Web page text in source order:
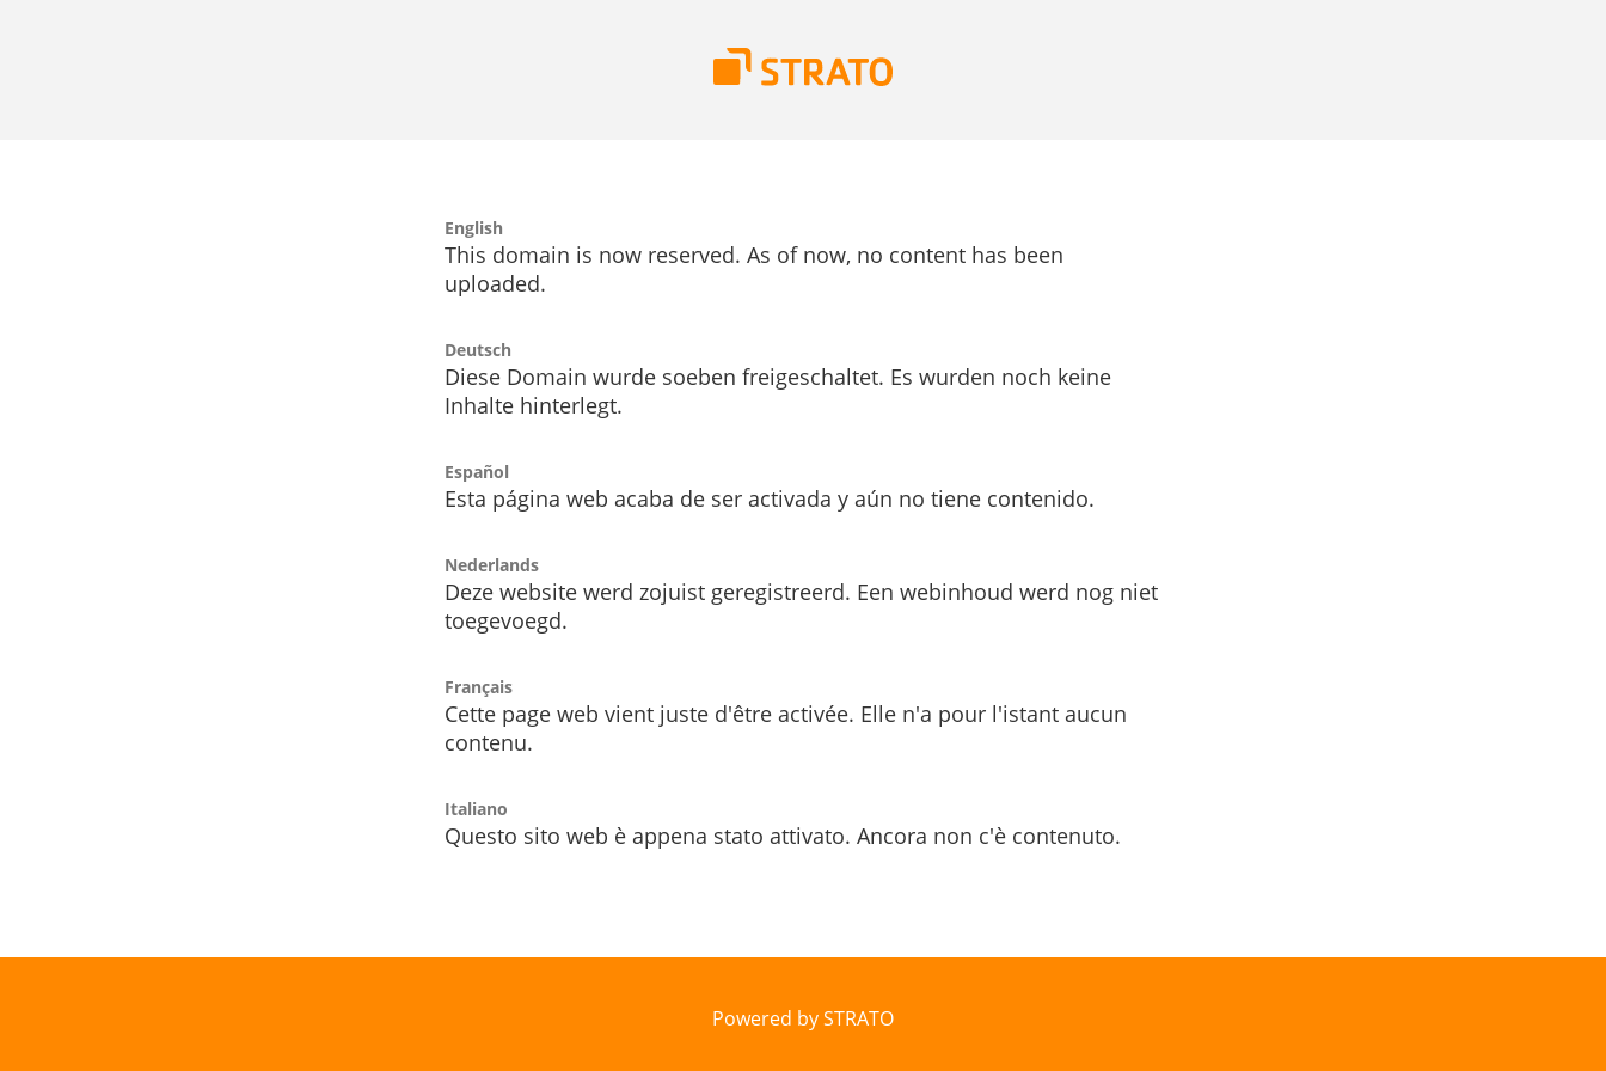
English
This domain is now reserved. As of now, no content has been
uploaded.
Deutsch
Diese Domain wurde soeben freigeschaltet. Es wurden noch keine
Inhalte hinterlegt.
Español
Esta página web acaba de ser activada y aún no tiene contenido.
Nederlands
Deze website werd zojuist geregistreerd. Een webinhoud werd nog niet
toegevoegd.
Français
Cette page web vient juste d'être activée. Elle n'a pour l'istant aucun
contenu.
Italiano
Questo sito web è appena stato attivato. Ancora non c'è contenuto.
Powered by STRATO